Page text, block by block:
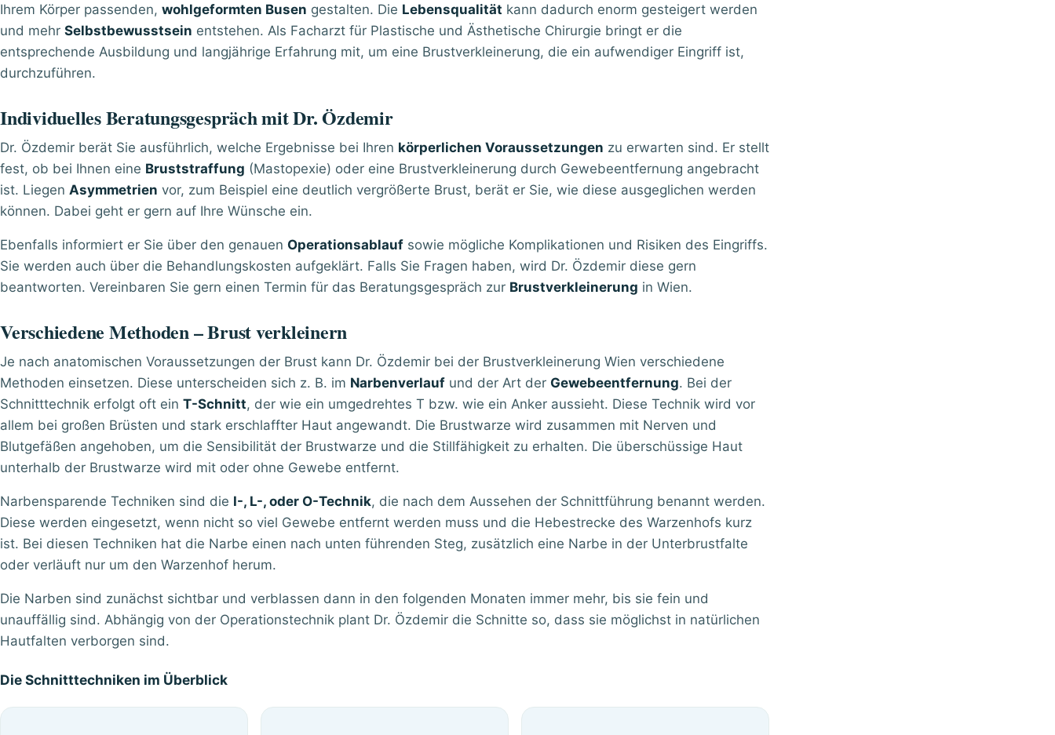
Ihrem Körper passenden, wohlgeformten Busen gestalten. Die Lebensqualität kann dadurch enorm gesteigert werden
und mehr Selbstbewusstsein entstehen. Als Facharzt für Plastische und Ästhetische Chirurgie bringt er die
entsprechende Ausbildung und langjährige Erfahrung mit, um eine Brustverkleinerung, die ein aufwendiger Eingriff ist,
durchzuführen.
Individuelles Beratungsgespräch mit Dr. Özdemir
Dr. Özdemir berät Sie ausführlich, welche Ergebnisse bei Ihren körperlichen Voraussetzungen zu erwarten sind. Er stellt
fest, ob bei Ihnen eine Bruststraffung (Mastopexie) oder eine Brustverkleinerung durch Gewebeentfernung angebracht
ist. Liegen Asymmetrien vor, zum Beispiel eine deutlich vergrößerte Brust, berät er Sie, wie diese ausgeglichen werden
können. Dabei geht er gern auf Ihre Wünsche ein.
Ebenfalls informiert er Sie über den genauen Operationsablauf sowie mögliche Komplikationen und Risiken des Eingriffs.
Sie werden auch über die Behandlungskosten aufgeklärt. Falls Sie Fragen haben, wird Dr. Özdemir diese gern
beantworten. Vereinbaren Sie gern einen Termin für das Beratungsgespräch zur Brustverkleinerung in Wien.
Verschiedene Methoden – Brust verkleinern
Je nach anatomischen Voraussetzungen der Brust kann Dr. Özdemir bei der Brustverkleinerung Wien verschiedene
Methoden einsetzen. Diese unterscheiden sich z. B. im Narbenverlauf und der Art der Gewebeentfernung. Bei der
Schnitttechnik erfolgt oft ein T-Schnitt, der wie ein umgedrehtes T bzw. wie ein Anker aussieht. Diese Technik wird vor
allem bei großen Brüsten und stark erschlaffter Haut angewandt. Die Brustwarze wird zusammen mit Nerven und
Blutgefäßen angehoben, um die Sensibilität der Brustwarze und die Stillfähigkeit zu erhalten. Die überschüssige Haut
unterhalb der Brustwarze wird mit oder ohne Gewebe entfernt.
Narbensparende Techniken sind die I-, L-, oder O-Technik, die nach dem Aussehen der Schnittführung benannt werden.
Diese werden eingesetzt, wenn nicht so viel Gewebe entfernt werden muss und die Hebestrecke des Warzenhofs kurz
ist. Bei diesen Techniken hat die Narbe einen nach unten führenden Steg, zusätzlich eine Narbe in der Unterbrustfalte
oder verläuft nur um den Warzenhof herum.
Die Narben sind zunächst sichtbar und verblassen dann in den folgenden Monaten immer mehr, bis sie fein und
unauffällig sind. Abhängig von der Operationstechnik plant Dr. Özdemir die Schnitte so, dass sie möglichst in natürlichen
Hautfalten verborgen sind.
Die Schnitttechniken im Überblick